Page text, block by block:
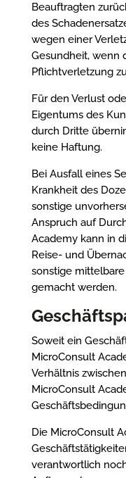
Beauftragten
des
wegen einer
Gesundheit, wenn
Pflichtverletzung
Für den Verlust
Eigentums des
durch Dritte
keine Haftung.
Bei Ausfall eines
Krankheit des
sonstige
Anspruch auf
Academy kann in
Reise- und
sonstige
gemacht werden.
Soweit ein
MicroConsult
Verhältnis
MicroConsult
Die MicroConsult
verantwortlich